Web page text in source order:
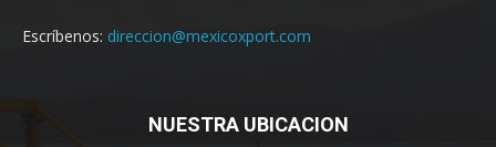
Escríbenos: direccion@mexicoxport.com
NUESTRA UBICACION